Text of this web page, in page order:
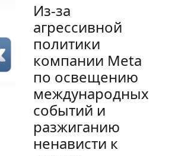
Из-за
агрессивной
политики
компании Meta
по освещению
международных
событий и
разжиганию
ненависти к